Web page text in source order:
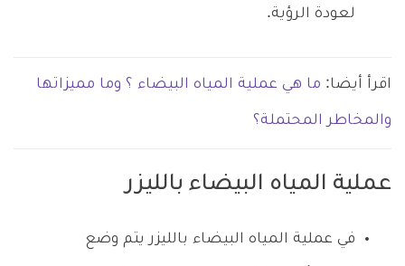
لعودة الرؤية.
اقرأ أيضا: ما هي عملية المياه البيضاء ؟ وما مميزاتها
والمخاطر المحتملة؟
عملية المياه البيضاء بالليزر
في عملية المياه البيضاء بالليزر يتم وضع